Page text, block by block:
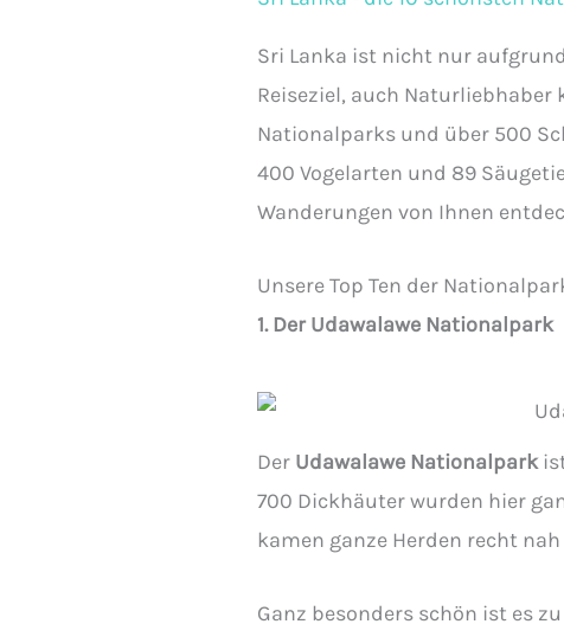
Sri Lanka ist nicht nur
Reiseziel, auch Naturliebhaber
Nationalparks und über 500
400 Vogelarten und 89
Wanderungen von Ihnen
Unsere Top Ten der
1. Der Udawalawe Nationalpark
Der Udawalawe Nationalpark
700 Dickhäuter wurden hier
kamen ganze Herden recht
Ganz besonders schön ist es